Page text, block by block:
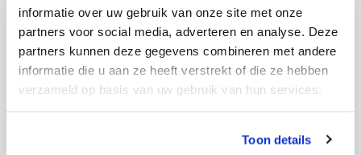
informatie over uw gebruik van onze site met onze
partners voor social media, adverteren en analyse. Deze
partners kunnen deze gegevens combineren met andere
informatie die u aan ze heeft verstrekt of die ze hebben
verzameld op basis van uw gebruik van hun services.
Toon details